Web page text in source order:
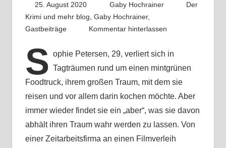
25. August 2020 Gaby Hochrainer
Der
Krimi und mehr blog, Gaby Hochrainer,
Gastbeiträge
Kommentar hinterlassen
S ophie Petersen, 29, verliert sich in
Tagträumen rund um einen mintgrünen
Foodtruck, ihrem großen Traum, mit dem sie
reisen und vor allem darin kochen möchte. Aber
immer wieder findet sie ein „aber“, was sie davon
abhält ihren Traum wahr werden zu lassen. Von
einer Zeitarbeitsfirma an einen Filmverleih